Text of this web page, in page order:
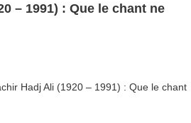
– 1991) : Que le chant ne